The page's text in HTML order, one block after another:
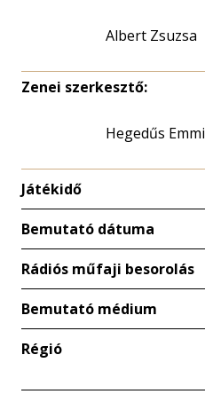
Albert Zsuzsa
Zenei szerkesztő:
Hegedűs Emmi
Játékidő
Bemutató dátuma
Rádiós műfaji besorolás
Bemutató médium
Régió